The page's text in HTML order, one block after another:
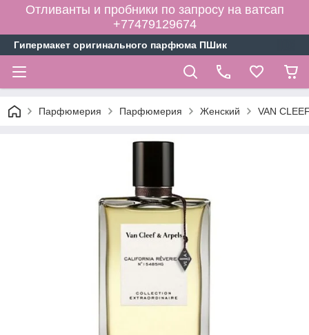
Отливанты и пробники по запросу на ватсап
+77479129674
Гипермакет оригинального парфюма ПШик
Парфюмерия Парфюмерия Женский VAN